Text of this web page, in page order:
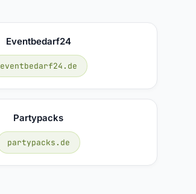
Eventbedarf24
eventbedarf24.de
Partypacks
partypacks.de